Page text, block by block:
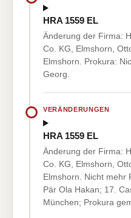
HRA 1559 EL
Änderung der Firma:
Co. KG, Elmshorn,
Elmshorn. Prokura:
Georg.
VERÄNDERUNGEN
HRA 1559 EL
Änderung der Firma:
Co. KG, Elmshorn,
Elmshorn. Nicht mehr
Pär Ola Hakan; 17.
München; Prokura